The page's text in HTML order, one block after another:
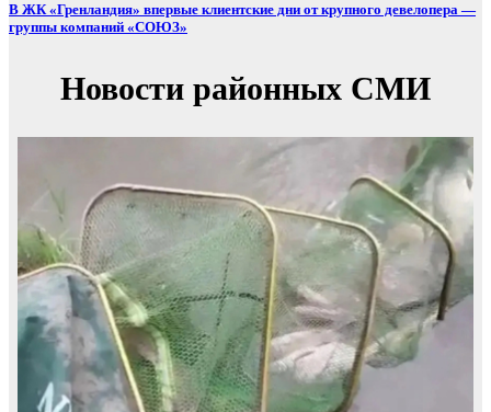
В ЖК «Гренландия» впервые клиентские дни от крупного девелопера —
группы компаний «СОЮЗ»